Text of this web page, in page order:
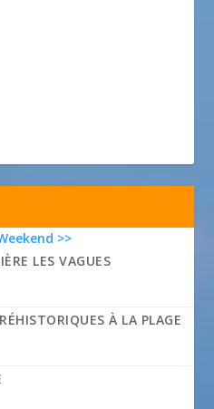
>>
LES VAGUES
À LA PLAGE